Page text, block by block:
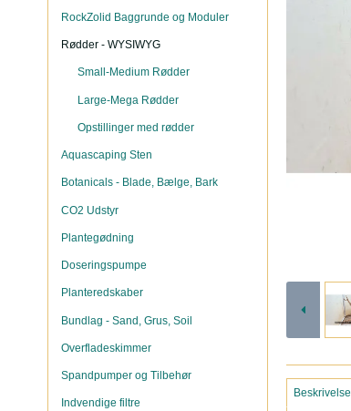
RockZolid Baggrunde og Moduler
Rødder - WYSIWYG
Small-Medium Rødder
Large-Mega Rødder
Opstillinger med rødder
Aquascaping Sten
Botanicals - Blade, Bælge, Bark
CO2 Udstyr
Plantegødning
Doseringspumpe
Planteredskaber
Bundlag - Sand, Grus, Soil
Overfladeskimmer
Spandpumper og Tilbehør
Indvendige filtre
Beskrivelse